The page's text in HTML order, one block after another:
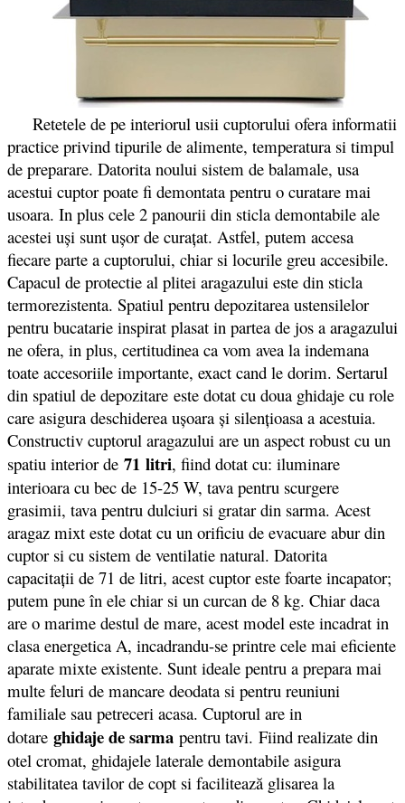
Retetele de pe interiorul usii cuptorului ofera informatii
practice privind tipurile de alimente, temperatura si timpul
de preparare. Datorita noului sistem de balamale, usa
acestui cuptor poate fi demontata pentru o curatare mai
usoara. In plus cele 2 panourii din sticla demontabile ale
acestei uşi sunt uşor de curaţat. Astfel, putem accesa
fiecare parte a cuptorului, chiar si locurile greu accesibile.
Capacul de protectie al plitei aragazului este din sticla
termorezistenta. Spatiul pentru depozitarea ustensilelor
pentru bucatarie inspirat plasat in partea de jos a aragazului
ne ofera, in plus, certitudinea ca vom avea la indemana
toate accesoriile importante, exact cand le dorim. Sertarul
din spatiul de depozitare este dotat cu doua ghidaje cu role
care asigura deschiderea uşoara şi silenţioasa a acestuia.
Constructiv cuptorul aragazului are un aspect robust cu un
spatiu interior de 71 litri, fiind dotat cu: iluminare
interioara cu bec de 15-25 W, tava pentru scurgere
grasimii, tava pentru dulciuri si gratar din sarma. Acest
aragaz mixt este dotat cu un orificiu de evacuare abur din
cuptor si cu sistem de ventilatie natural. Datorita
capacitații de 71 de litri, acest cuptor este foarte incapator;
putem pune în ele chiar si un curcan de 8 kg. Chiar daca
are o marime destul de mare, acest model este incadrat in
clasa energetica A, incadrandu-se printre cele mai eficiente
aparate mixte existente. Sunt ideale pentru a prepara mai
multe feluri de mancare deodata si pentru reuniuni
familiale sau petreceri acasa. Cuptorul are in
dotare ghidaje de sarma pentru tavi. Fiind realizate din
otel cromat, ghidajele laterale demontabile asigura
stabilitatea tavilor de copt si facilitează glisarea la